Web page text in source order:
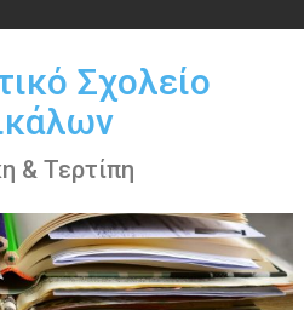
Σχολείο
& Τερτίπη